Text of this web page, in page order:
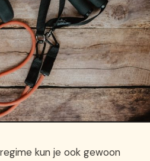
kun je ook gewoon